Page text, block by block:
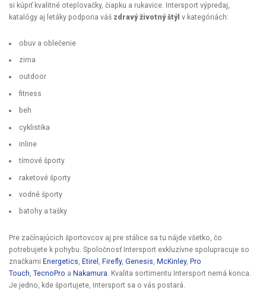
si kúpiť kvalitné oteplovačky, čiapku a rukavice. Intersport výpredaj,
katalógy aj letáky podporia váš zdravý životný štýl v kategóriách:
obuv a oblečenie
zima
outdoor
fitness
beh
cyklistika
inline
tímové športy
raketové športy
vodné športy
batohy a tašky
Pre začínajúcich športovcov aj pre stálice sa tu nájde všetko, čo
potrebujete k pohybu. Spoločnosť Intersport exkluzívne spolupracuje so
značkami Energetics Etirel Firefly, Genesis McKinley, Pro
Touch TecnoPro a Nakamura . Kvalita sortimentu Intersport nemá konca.
Je jedno, kde športujete, Intersport sa o vás postará.